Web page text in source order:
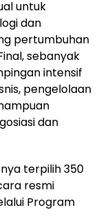
untuk
dan
pertumbuhan
sebanyak
intensif
pengelolaan
dan
terpilih 350
resmi
Program